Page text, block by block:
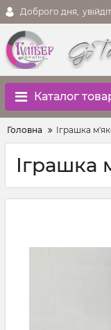
Доброго дня,
Каталог
Головна Іграшка
Іграшка